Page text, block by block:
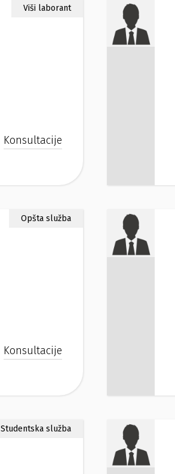
Viši laborant
Konsultacije
Opšta služba
Konsultacije
Studentska služba